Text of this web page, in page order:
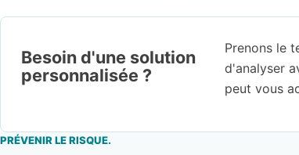
Besoin d'une solution
personnalisée ?
Prenons le
d'analyser
peut vous
PRÉVENIR LE RISQUE.